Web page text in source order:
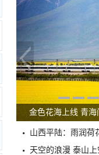
金色花海上线 青
山西平陆：雨润荷
天空的浪漫 泰山